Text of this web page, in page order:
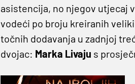
asistencija, no njegov utjecaj
vodeći po broju kreiranih
točnih dodavanja u zadnjoj
dvojac: Marka Livaju s